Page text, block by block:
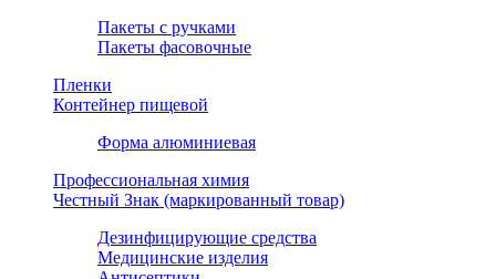
Пакеты с ручками
Пакеты фасовочные
Пленки
Контейнер пищевой
Форма алюминиевая
Профессиональная химия
Честный Знак (маркированный товар)
Дезинфицирующие средства
Медицинские изделия